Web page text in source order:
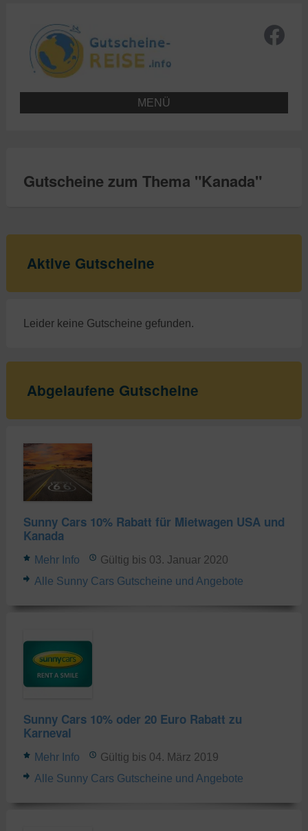
MENÜ
Gutscheine zum Thema "Kanada"
Aktive Gutscheine
Leider keine Gutscheine gefunden.
Abgelaufene Gutscheine
Sunny Cars 10% Rabatt für Mietwagen USA und
Kanada
Mehr Info
Gültig bis 03. Januar 2020
Alle Sunny Cars Gutscheine und Angebote
Sunny Cars 10% oder 20 Euro Rabatt zu
Karneval
Mehr Info
Gültig bis 04. März 2019
Alle Sunny Cars Gutscheine und Angebote